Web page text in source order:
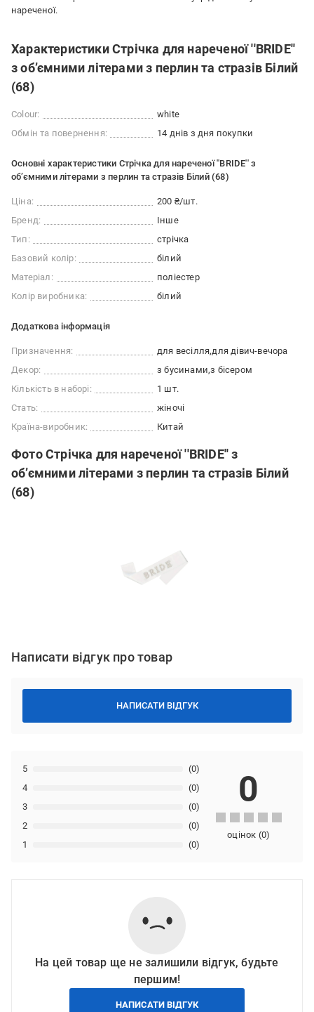
нареченої.
Характеристики Стрічка для нареченої ''BRIDE''
з об’ємними літерами з перлин та стразів Білий
(68)
Colour:
white
Обмін та повернення:
14 днів з дня покупки
Основні характеристики Стрічка для нареченої ''BRIDE'' з
об’ємними літерами з перлин та стразів Білий (68)
Ціна:
200 ₴/шт.
Бренд:
Інше
Тип:
стрічка
Базовий колір:
білий
Матеріал:
поліестер
Колір виробника:
білий
Додаткова інформація
Призначення: для весілля для дівич-вечора
Декор:
з бусинами з бісером
Кількість в наборі:
1 шт.
Стать:
жіночі
Країна-виробник:
Китай
Фото Стрічка для нареченої ''BRIDE'' з
об’ємними літерами з перлин та стразів Білий
(68)
Написати відгук про товар
НАПИСАТИ ВІДГУК
1 (0)
2 (0)
3 (0)
4 (0)
5 (0)
0
оцінок (0)
На цей товар ще не залишили відгук, будьте
першим!
НАПИСАТИ ВІДГУК